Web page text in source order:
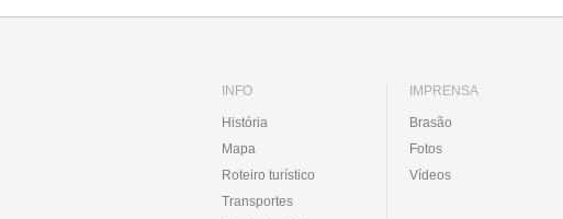
INFO
História
Mapa
Roteiro turístico
Transportes
IMPRENSA
Brasão
Fotos
Vídeos